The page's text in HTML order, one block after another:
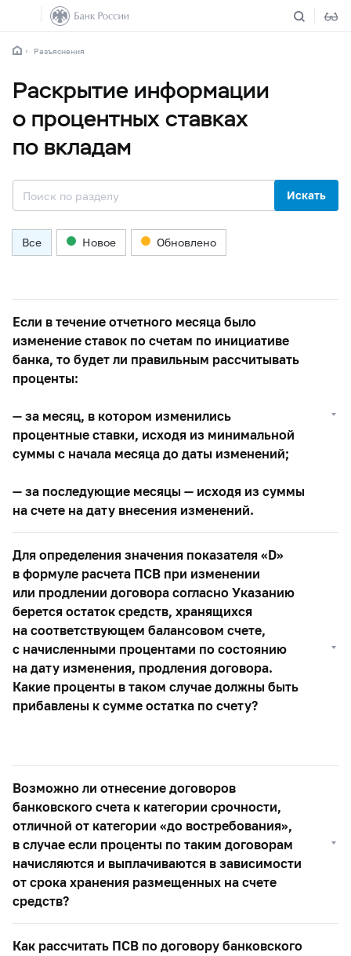
Разъяснения
Раскрытие информации
о процентных ставках
по вкладам
Искать
Все Новое Обновлено
Если в течение отчетного месяца было
изменение ставок по счетам по инициативе
банка, то будет ли правильным рассчитывать
проценты:
— за месяц, в котором изменились
процентные ставки, исходя из минимальной
суммы с начала месяца до даты изменений;
— за последующие месяцы — исходя из суммы
на счете на дату внесения изменений.
Для определения значения показателя «D»
в формуле расчета ПСВ при изменении
или продлении договора согласно Указанию
берется остаток средств, хранящихся
на соответствующем балансовом счете,
с начисленными процентами по состоянию
на дату изменения, продления договора.
Какие проценты в таком случае должны быть
прибавлены к сумме остатка по счету?
Возможно ли отнесение договоров
банковского счета к категории срочности,
отличной от категории «до востребования»,
в случае если проценты по таким договорам
начисляются и выплачиваются в зависимости
от срока хранения размещенных на счете
средств?
Как рассчитать ПСВ по договору банковского